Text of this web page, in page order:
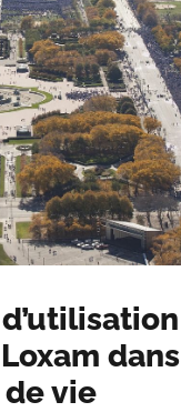
dans
vie